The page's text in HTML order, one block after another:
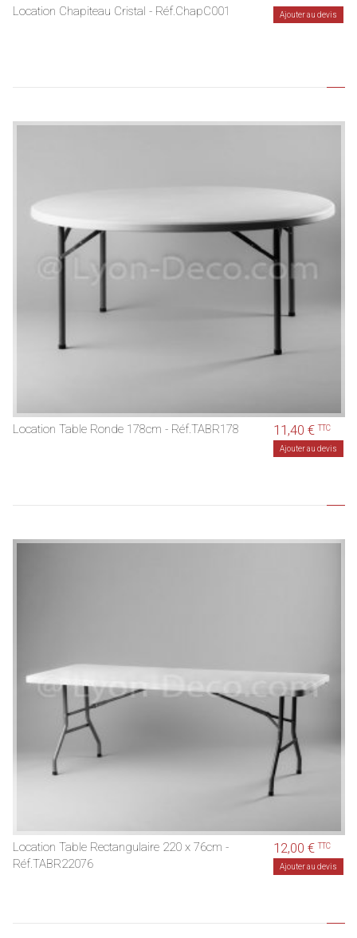
Location Chapiteau Cristal - Réf.ChapC001 Ajouter au devis
Location Table Ronde 178cm - Réf.TABR178 11,40 €TTC
Ajouter au devis
Location Table Rectangulaire 220 x 76cm -
Réf.TABR22076
12,00 €TTC
Ajouter au devis